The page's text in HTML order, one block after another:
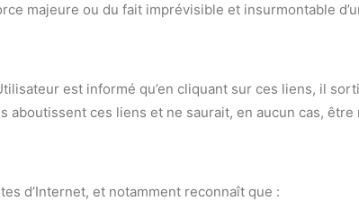
majeure ou du fait imprévisible et insurmontable
est informé qu’en cliquant sur ces liens, il
aboutissent ces liens et ne saurait, en aucun cas,
d’Internet, et notamment reconnaît que :